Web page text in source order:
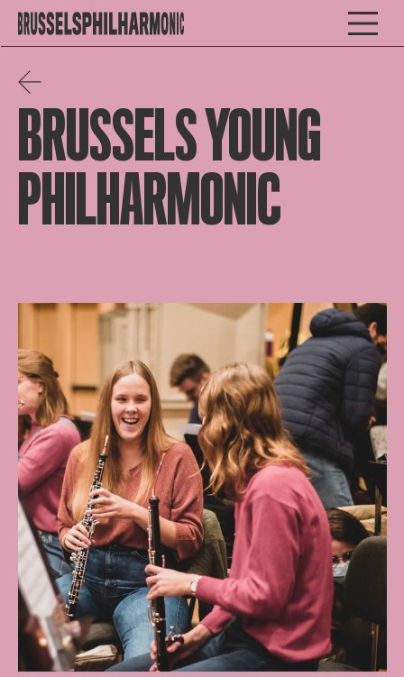
BRUSSELS YOUNG
PHILHARMONIC